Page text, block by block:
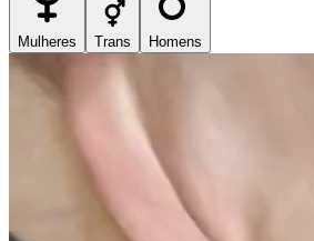
Mulheres Trans Homens